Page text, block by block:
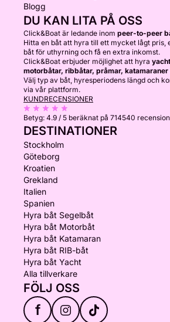
Blogg
DU KAN LITA PÅ OSS
Click&Boat är ledande inom peer-to-peer
Hitta en båt att hyra till ett mycket lågt pris,
båt för uthyrning och få en extra inkomst.
Click&Boat erbjuder möjlighet att hyra
motorbåtar, ribbåtar, pråmar,
Välj typ av båt, hyresperiodens längd och
via vår plattform.
KUNDRECENSIONER
Betyg: 4.9 / 5 beräknat på 714540
DESTINATIONER
Stockholm
Göteborg
Kroatien
Grekland
Italien
Spanien
Hyra båt Segelbåt
Hyra båt Motorbåt
Hyra båt Katamaran
Hyra båt RIB-båt
Hyra båt Yacht
Alla tillverkare
FÖLJ OSS
f